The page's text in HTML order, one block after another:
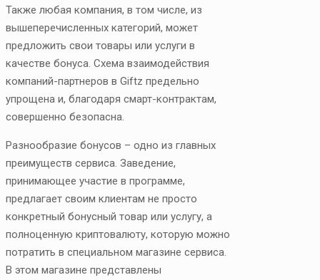
Также любая компания, в том числе, из
вышеперечисленных категорий, может
предложить свои товары или услуги в
качестве бонуса. Схема взаимодействия
компаний-партнеров в Giftz предельно
упрощена и, благодаря смарт-контрактам,
совершенно безопасна.
Разнообразие бонусов – одно из главных
преимуществ сервиса. Заведение,
принимающее участие в программе,
предлагает своим клиентам не просто
конкретный бонусный товар или услугу, а
полноценную криптовалюту, которую можно
потратить в специальном магазине сервиса.
В этом магазине представлены